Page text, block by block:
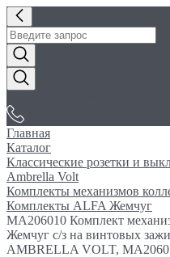
Главная
Каталог
Классические розетки и
Ambrella Volt
Комплекты механизмов
Комплекты ALFA Жемчуг
MA206010 Комплект
Жемчуг с/з на винтовых
AMBRELLA VOLT,